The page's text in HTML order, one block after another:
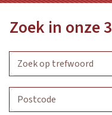
Zoek in onze3